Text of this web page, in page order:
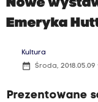
Nowe
Emeryka
Kultura
date_range Środa, 2018.05.09
Prezentowane